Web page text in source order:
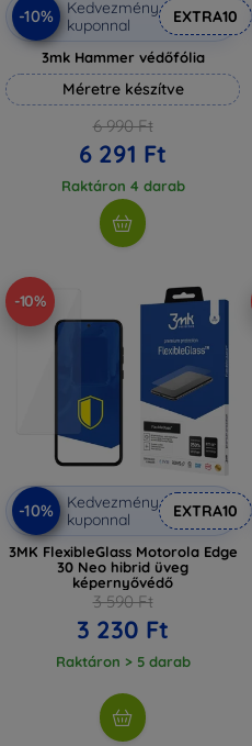
-10%
Kedvezmény
kuponnal
EXTRA10
3mk Hammer védőfólia
Méretre készítve
6 990 Ft
6 291 Ft
Raktáron 4 darab
-10%
-10%
Kedvezmény
kuponnal
EXTRA10
3MK FlexibleGlass Motorola Edge
30 Neo hibrid üveg
képernyővédő
3 590 Ft
3 230 Ft
Raktáron > 5 darab